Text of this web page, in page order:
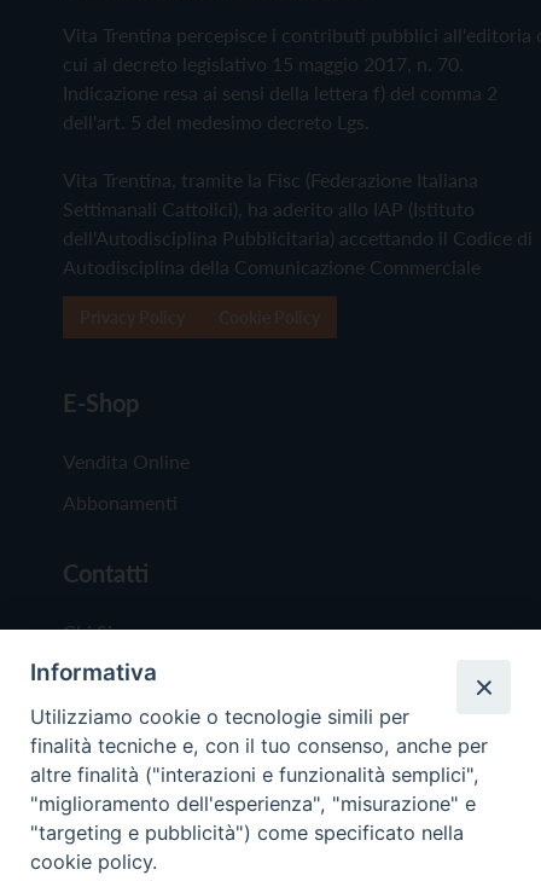
Vita Trentina percepisce i contributi pubblici all'editoria
cui al decreto legislativo 15 maggio 2017, n. 70.
Indicazione resa ai sensi della lettera f) del comma 2
dell'art. 5 del medesimo decreto Lgs.
Vita Trentina, tramite la Fisc (Federazione Italiana
Settimanali Cattolici), ha aderito allo IAP (Istituto
dell'Autodisciplina Pubblicitaria) accettando il Codice di
Autodisciplina della Comunicazione Commerciale
E-Shop
Vendita Online
Abbonamenti
Contatti
Chi Siamo
Redazione
Scrivici
Copyright © 2019 - Tutti i diritti riservati - Vita
Informativa
Utilizziamo cookie o tecnologie simili per
finalità tecniche e, con il tuo consenso, anche per
altre finalità ("interazioni e funzionalità semplici",
"miglioramento dell'esperienza", "misurazione" e
"targeting e pubblicità") come specificato nella
cookie policy.